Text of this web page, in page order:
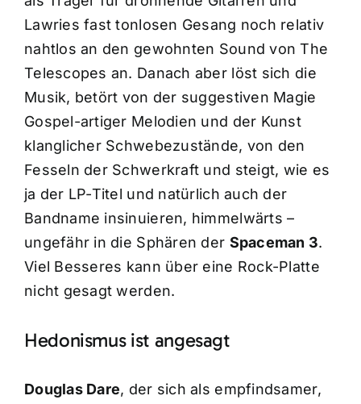
Lawries fast tonlosen Gesang noch relativ
nahtlos an den gewohnten Sound von The
Telescopes an. Danach aber löst sich die
Musik, betört von der suggestiven Magie
Gospel-artiger Melodien und der Kunst
klanglicher Schwebezustände, von den
Fesseln der Schwerkraft und steigt, wie es
ja der LP-Titel und natürlich auch der
Bandname insinuieren, himmelwärts –
ungefähr in die Sphären der Spaceman 3.
Viel Besseres kann über eine Rock-Platte
nicht gesagt werden.
Hedonismus ist angesagt
Douglas Dare, der sich als empfindsamer,